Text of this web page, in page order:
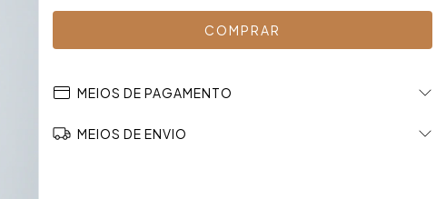
MEIOS DE PAGAMENTO
MEIOS DE ENVIO